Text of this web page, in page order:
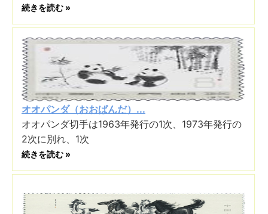
続きを読む »
オオパンダ（おおぱんだ）...
オオパンダ切手は1963年発行の1次、1973年発行の
2次に別れ、1次
続きを読む »